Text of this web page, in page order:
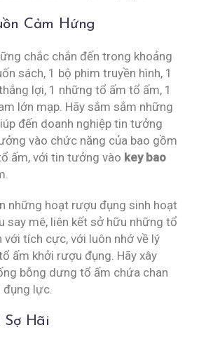
Cảm Hứng
chắc chắn đến trong khoảng
sách, 1 bộ phim truyền hình, 1
lợi, 1 những tổ ấm tổ ấm, 1
lớn mạp. Hãy sắm sắm những
đến doanh nghiệp tin tưởng
vào chức năng của bao gồm
ấm, với tin tưởng vào key bao
những hoạt rượu đụng sinh hoạt
say mê, liên kết sở hữu những tổ
với tích cực, với luôn nhớ về lý
ấm khởi rượu đụng. Hãy xây
bỗng dưng tổ ấm chứa chan
đụng lực.
Hãi